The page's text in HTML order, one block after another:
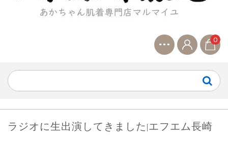
0
ラジオに生出演してきました|エフエム長崎